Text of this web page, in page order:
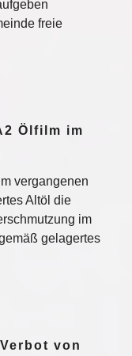
freie
Ölfilm im
vergangenen
Altöl die
im
gelagertes
von